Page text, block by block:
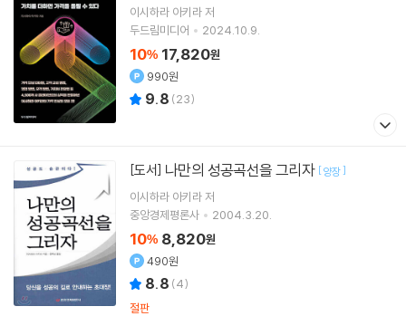
이시하라 아키라저
두드림미디어
2024.10.9.
10% 17,820원
990원
9.8 (23)
[도서] 나만의 성공곡선을 그리자 [양장]
이시하라 아키라저
중앙경제평론사
2004.3.20.
10% 8,820원
490원
8.8 (4)
절판